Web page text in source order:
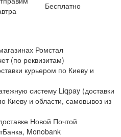
Бесплатно
Ромстал
(по реквизитам)
курьером по Киеву и
систему Liqpay (доставки
Киеву и области, самовывоз из
Новой Почтой
Monobank